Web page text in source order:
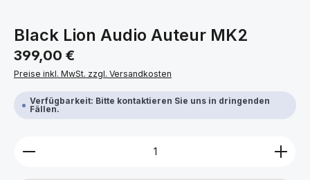
Black Lion Audio Auteur MK2
Regulärer Preis:
399,00 €
Preise inkl. MwSt. zzgl. Versandkosten
Verfügbarkeit: Bitte kontaktieren Sie uns in dringenden
Fällen.
Produkt Anzahl: Gib den gewünschten Wert ein